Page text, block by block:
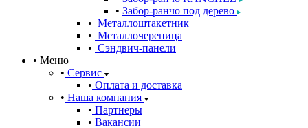
Забор-ранчо под дерево
Металлоштакетник
Металлочерепица
Сэндвич-панели
Меню
Сервис
Оплата и доставка
Наша компания
Партнеры
Вакансии